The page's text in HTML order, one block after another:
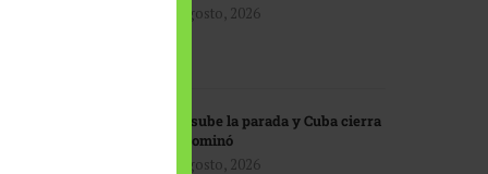
3 agosto, 2026
EU sube la parada y Cuba cierra
el dominó
3 agosto, 2026